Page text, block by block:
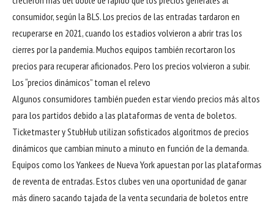
consumidor, según la BLS. Los precios de las entradas tardaron en
recuperarse en 2021, cuando los estadios volvieron a abrir tras los
cierres por la pandemia. Muchos equipos también recortaron los
precios para recuperar aficionados. Pero los precios volvieron a subir.
Los “precios dinámicos” toman el relevo
Algunos consumidores también pueden estar viendo precios más altos
para los partidos debido a las plataformas de venta de boletos.
Ticketmaster y StubHub utilizan sofisticados algoritmos de precios
dinámicos que cambian minuto a minuto en función de la demanda.
Equipos como los Yankees de Nueva York apuestan por las plataformas
de reventa de entradas. Estos clubes ven una oportunidad de ganar
más dinero sacando tajada de la venta secundaria de boletos entre